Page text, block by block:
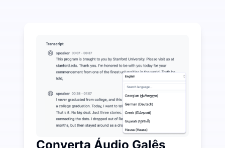
UniScribe oferece 120 minutos de transcrição
Mais Recursos de IA Disponíveis Além de Áudio
Gere automaticamente resumos, mapas mentais
Converta Áudio Galês